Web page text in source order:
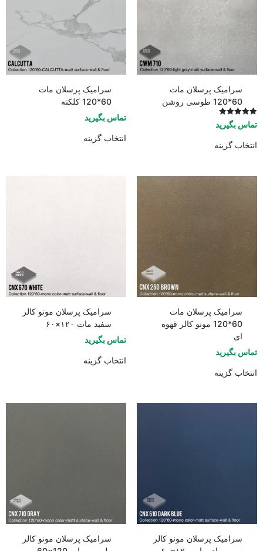
سرامیک پرسلان مات
60*120 طوسی روشن
امتیاز
5.00
تماس بگیرید
انتخاب گزینه
سرامیک پرسلان مات
60*120 کلکته
تماس بگیرید
انتخاب گزینه
سرامیک پرسلان مات
60*120 مونو کالر قهوه
ای
تماس بگیرید
انتخاب گزینه
سرامیک پرسلان مونو کالر
سفید مات ۱۲۰×۶۰
تماس بگیرید
انتخاب گزینه
سرامیک پرسلان مونو کالر
سرامیک پرسلان مونو کالر